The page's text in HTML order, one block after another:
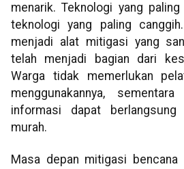
menarik. Teknologi yang
teknologi yang paling canggih.
menjadi alat mitigasi yang
telah menjadi bagian dari
Warga tidak memerlukan
menggunakannya,
informasi dapat
murah.
Masa depan mitigasi bencana